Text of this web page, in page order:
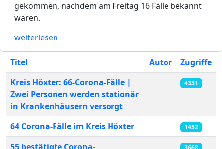
gekommen, nachdem am Freitag 16 Fälle bekannt
waren.
weiterlesen
Titel Autor
Zugriffe
Kreis Höxter: 66-Corona-Fälle |
Zwei Personen werden stationär
in Krankenhäusern versorgt
4331
64 Corona-Fälle im Kreis Höxter 1452
55 bestätigte Corona- 3668